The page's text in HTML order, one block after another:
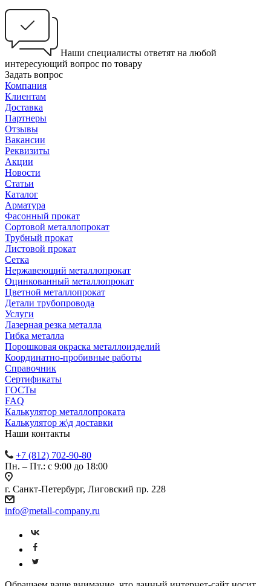
Наши специалисты ответят на любой
интересующий вопрос по товару
Задать вопрос
Компания
Клиентам
Доставка
Партнеры
Отзывы
Вакансии
Реквизиты
Акции
Новости
Статьи
Каталог
Арматура
Фасонный прокат
Сортовой металлопрокат
Трубный прокат
Листовой прокат
Сетка
Нержавеющий металлопрокат
Оцинкованный металлопрокат
Цветной металлопрокат
Детали трубопровода
Услуги
Лазерная резка металла
Гибка металла
Порошковая окраска металлоизделий
Координатно-пробивные работы
Справочник
Сертификаты
ГОСТы
FAQ
Калькулятор металлопроката
Калькулятор ж\д доставки
Наши контакты
+7 (812) 702-90-80
Пн. – Пт.: с 9:00 до 18:00
г. Санкт-Петербург, Лиговский пр. 228
info@metall-company.ru